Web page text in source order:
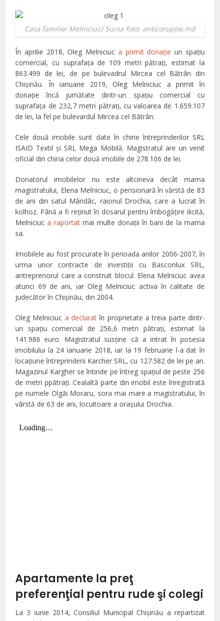
Casa familiei Melniciuc/ Sursa foto: anticoruptie.md
În aprilie 2018, Oleg Melniciuc a primit donaţieun spaţiu
comercial, cu suprafaţa de 109 metri pătraţi, estimat la
863.499 de lei, de pe bulevadrul Mircea cel Bătrân din
Chişinău. În ianuarie 2019, Oleg Melniciuc a primit în
donaţie încă jumătate dintr-un spaţiu comercial cu
suprafaţa de 232,7 metri pătraţi, cu valoarea de 1.659.107
de lei, la fel pe bulevardul Mircea cel Bătrân.
Cele două imobile sunt date în chirie întreprinderilor SRL
ISAID Textil şi SRL Mega Mobilă. Magistratul are un venit
oficial din chiria celor două imobile de 278.106 de lei.
Donatorul imobilelor nu este altcineva decât mama
magistratului, Elena Melniciuc, o pensionară în vărstă de 83
de ani din satul Mândâc, raionul Drochia, care a lucrat în
kolhoz. Până a fi reţinut în dosarul pentru îmbogăţire ilicită,
Melniciuca raportat mai multe donaţii în bani de la mama
sa.
Imobilele au fost procurate în perioada anilor 2006-2007, în
urma unor contracte de investiţii cu Basconlux SRL,
antreprenorul care a construit blocul. Elena Melniciuc avea
atunci 69 de ani, iar Oleg Melniciuc activa în calitate de
judecător în Chişinău, din 2004.
Oleg Melniciuc a declarat în proprietate a treia parte dintr-
un spaţiu comercial de 256,6 metri pătraţi, estimat la
141.986 euro. Magistratul susţine că a intrat în posesia
imobilului la 24 ianuarie 2018, iar la 19 februarie l-a dat în
locaţiune întreprinderii Karcher SRL, cu 127.582 de lei pe an.
Magazinul Kargher se întinde pe întreg spaţiul de peste 256
de metri ppătraţi. Cealaltă parte din imobil este înregistrată
pe numele Olgăi Moraru, sora mai mare a magistratului, în
vârstă de 63 de ani, locuitoare a oraşului Drochia.
Apartamente la preţ
preferenţial pentru rude şi colegi
La 3 iunie 2014, Consiliul Municipal Chișinău a repartizat